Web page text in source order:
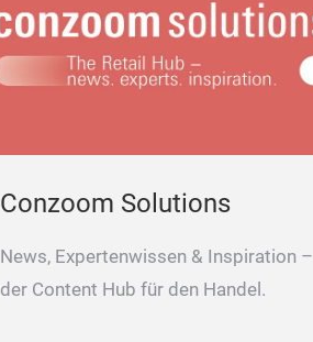
Conzoom Solutions
News, Expertenwissen & Inspiration –
der Content Hub für den Handel.